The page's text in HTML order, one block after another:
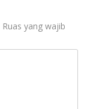
Ruas yang wajib